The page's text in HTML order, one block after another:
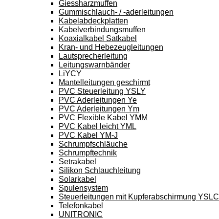
Giessharzmuffen
Gummischlauch- / -aderleitungen
Kabelabdeckplatten
Kabelverbindungsmuffen
Koaxialkabel Satkabel
Kran- und Hebezeugleitungen
Lautsprecherleitung
Leitungswarnbänder
LiYCY
Mantelleitungen geschirmt
PVC Steuerleitung YSLY
PVC Aderleitungen Ye
PVC Aderleitungen Ym
PVC Flexible Kabel YMM
PVC Kabel leicht YML
PVC Kabel YM-J
Schrumpfschläuche
Schrumpftechnik
Setrakabel
Silikon Schlauchleitung
Solarkabel
Spulensystem
Steuerleitungen mit Kupferabschirmung
Telefonkabel
UNITRONIC